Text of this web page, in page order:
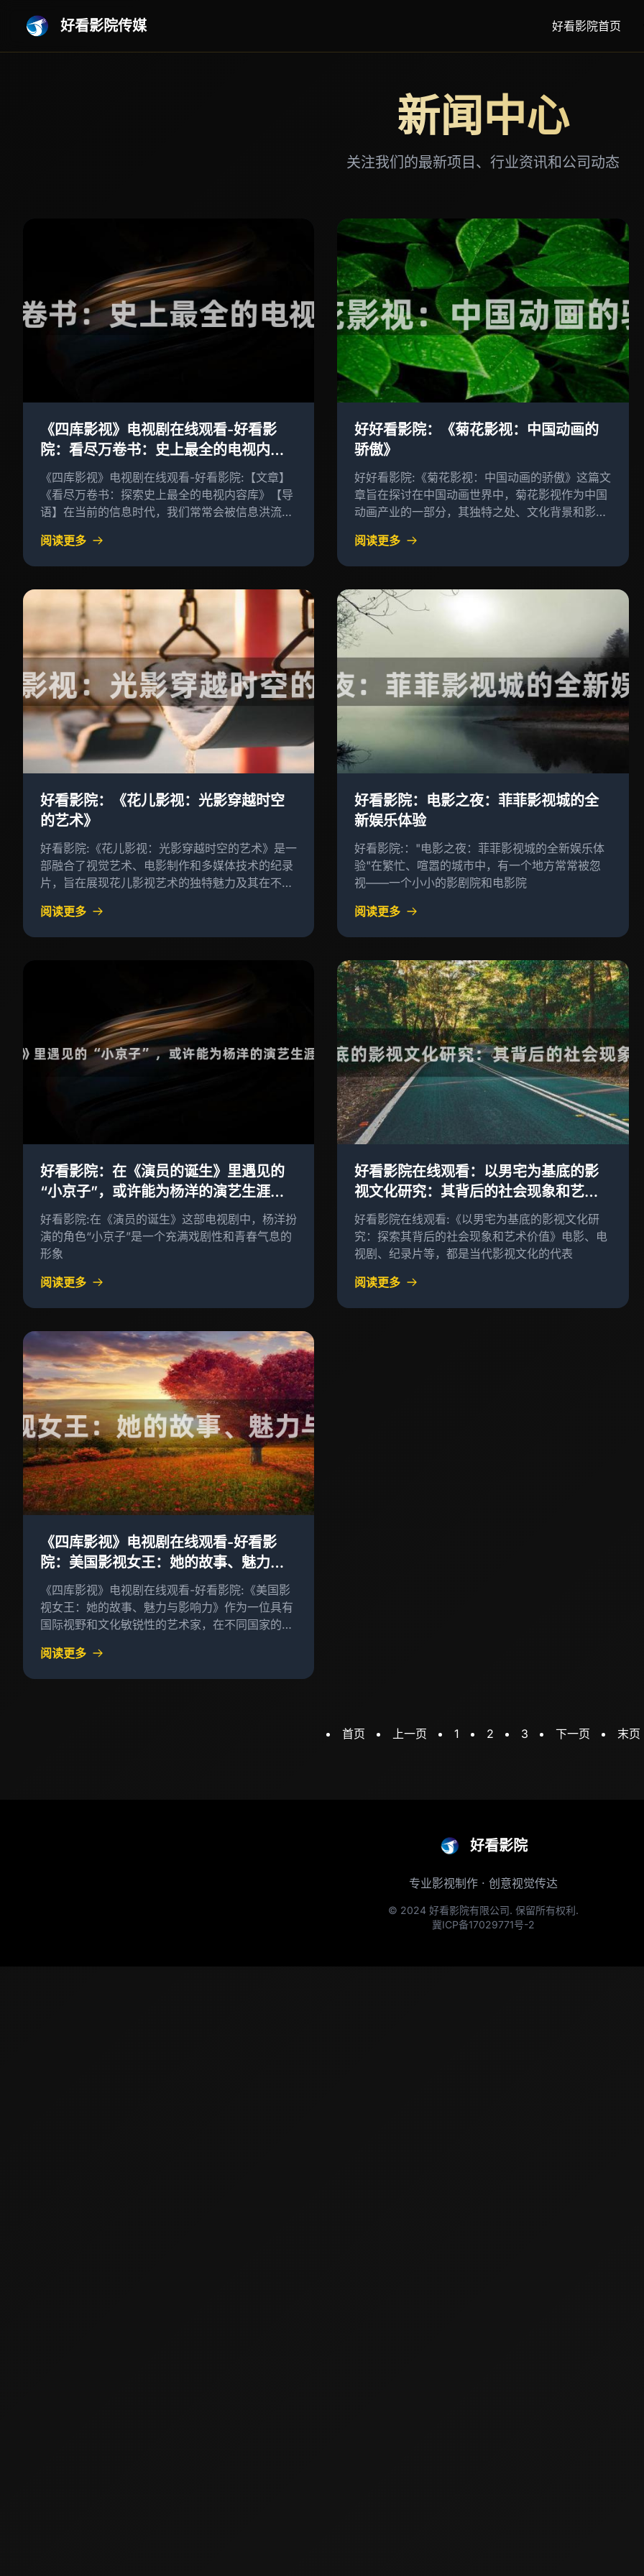
好看影院传媒 好看影院首页
新闻中心
关注我们的最新项目、行业资讯和公司动态
《四库影视》电视剧在线观看-好看影
院：看尽万卷书：史上最全的电视内容
库
《四库影视》电视剧在线观看-好看影院:【文章】
《看尽万卷书：探索史上最全的电视内容库》【导
语】在当前的信息时代，我们常常会被信息洪流所
阅读更多
好好看影院：《菊花影视：中国动画的
骄傲》
好好看影院:《菊花影视：中国动画的骄傲》这篇文
章旨在探讨在中国动画世界中，菊花影视作为中国
动画产业的一部分，其独特之处、文化背景和影响
阅读更多
好看影院：《花儿影视：光影穿越时空
的艺术》
好看影院:《花儿影视：光影穿越时空的艺术》是一
部融合了视觉艺术、电影制作和多媒体技术的纪录
片，旨在展现花儿影视艺术的独特魅力及其在不同
阅读更多
好看影院：电影之夜：菲菲影视城的全
新娱乐体验
好看影院:："电影之夜：菲菲影视城的全新娱乐体
验"在繁忙、喧嚣的城市中，有一个地方常常被忽
视——一个小小的影剧院和电影院
阅读更多
好看影院：在《演员的诞生》里遇见的
“小京子”，或许能为杨洋的演艺生涯提
供一些启示。
好看影院:在《演员的诞生》这部电视剧中，杨洋扮
演的角色“小京子”是一个充满戏剧性和青春气息的
形象
阅读更多
好看影院在线观看：以男宅为基底的影
视文化研究：其背后的社会现象和艺术
价值
好看影院在线观看:《以男宅为基底的影视文化研
究：探索其背后的社会现象和艺术价值》电影、电
视剧、纪录片等，都是当代影视文化的代表
阅读更多
《四库影视》电视剧在线观看-好看影
院：美国影视女王：她的故事、魅力与
影响力
《四库影视》电视剧在线观看-好看影院:《美国影
视女王：她的故事、魅力与影响力》作为一位具有
国际视野和文化敏锐性的艺术家，在不同国家的文
化的特性以及我对世界的看法
阅读更多
首页 上一页 1 2 3 下一页 末页
好看影院
专业影视制作 · 创意视觉传达
© 2024 好看影院有限公司. 保留所有权利.
冀ICP备17029771号-2